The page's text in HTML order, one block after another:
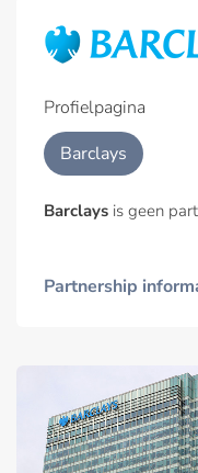
Profielpagina
Barclays
Barclays is geen
Partnership